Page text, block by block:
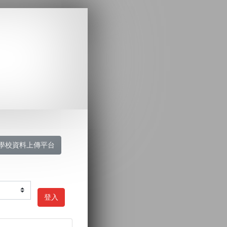
校資料上傳平台
登入